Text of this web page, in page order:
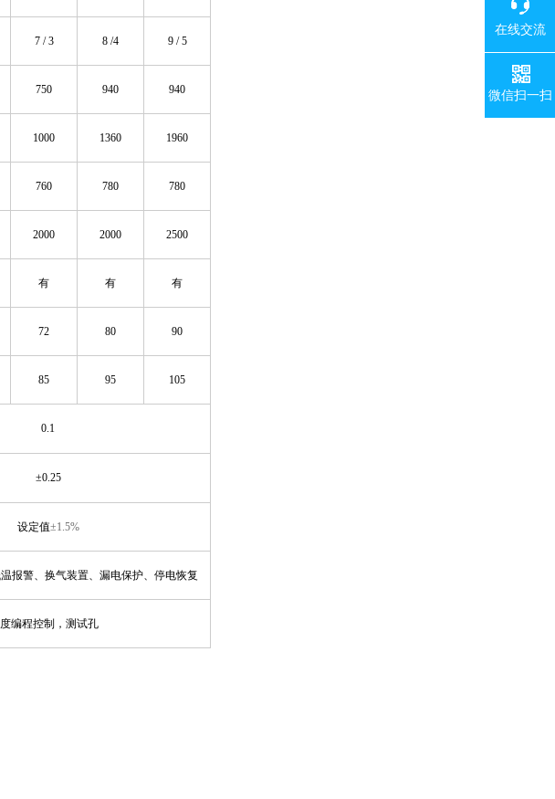
7/3 8 /4 9/5
750 940 940
1000 1360 1960
760 780 780
2000 2000 2500
有 有 有
72 80 90
85 95 105
0.1
±0.25
设定值±1.5%
报警、换气装置、漏电保护、停电恢复
编程控制，测试孔
在线交流
微信扫一扫